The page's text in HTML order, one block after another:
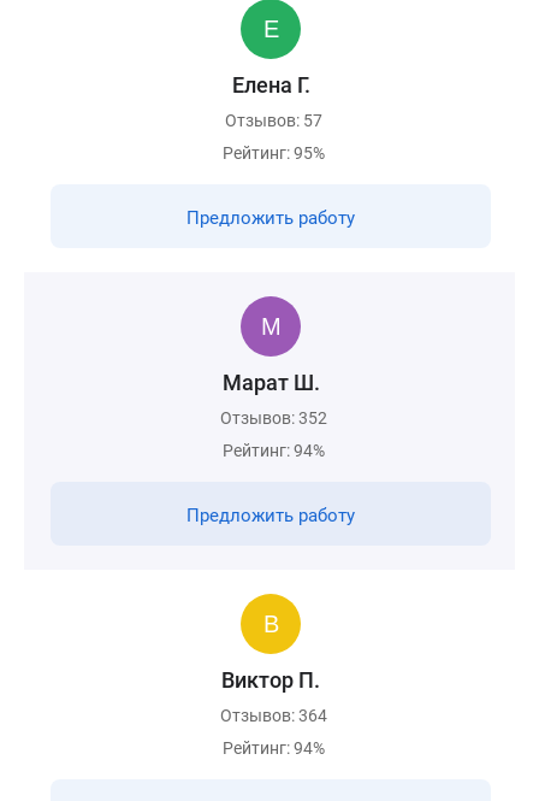
Елена Г.
Отзывов: 57
Рейтинг: 95%
Предложить работу
Марат Ш.
Отзывов: 352
Рейтинг: 94%
Предложить работу
Виктор П.
Отзывов: 364
Рейтинг: 94%